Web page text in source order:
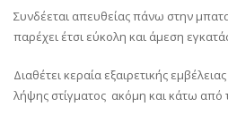
Συνδέεται απευθείας πάνω στην
παρέχει έτσι εύκολη και άμεση
Διαθέτει κεραία εξαιρετικής
λήψης στίγματος ακόμη και κάτω από